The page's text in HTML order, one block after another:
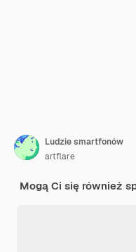
Ludzie smartfonów
artflare
Mogą Ci się również